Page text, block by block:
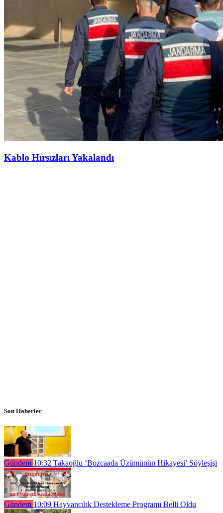
Kablo Hırsızları Yakalandı
Son Haberler
Gündem 10:32 Takaoğlu ‘Bozcaada Üzümünün Hikayesi’ Söyleşişi
Gündem 10:09 Hayvancılık Destekleme Programı Belli Oldu